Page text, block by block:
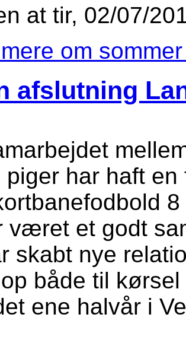
at tir, 02/07/
om
afslutning
piger har haft
været et godt
skabt nye
både til
ene halvår i